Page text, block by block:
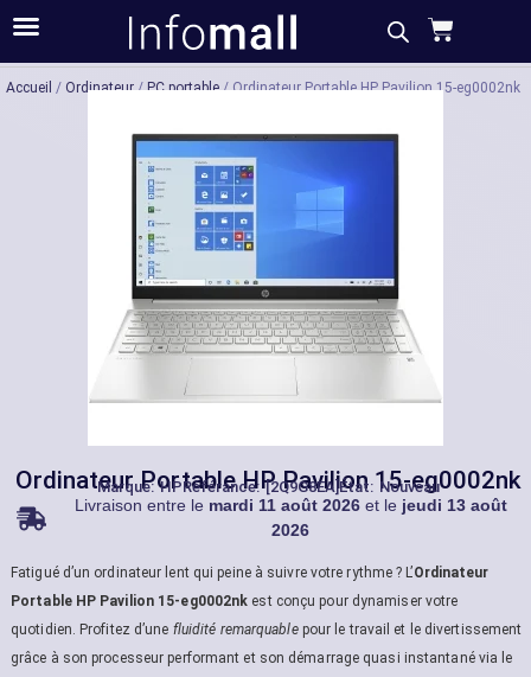
Acheter Description Caractéristiques
Accueil / Ordinateur/PC portable/ Ordinateur Portable HP Pavilion 15-eg0002nk
Ordinateur Portable HP Pavilion 15-eg0002nk
Marque:HPRéférance: [2Q9G8EA]État: Nouveau
Livraison entre le mardi 11 août 2026et le jeudi 13 août
2026
Fatigué d’un ordinateur lent qui peine à suivre votre rythme ? L’Ordinateur
Portable HP Pavilion 15-eg0002nk est conçu pour dynamiser votre
quotidien. Profitez d’une fluidité remarquablepour le travail et le divertissement
grâce à son processeur performant et son démarrage quasi instantané via le